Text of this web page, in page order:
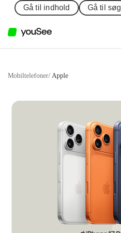
Gå til indhold Gå til søg
Mobiltelefoner/ Apple